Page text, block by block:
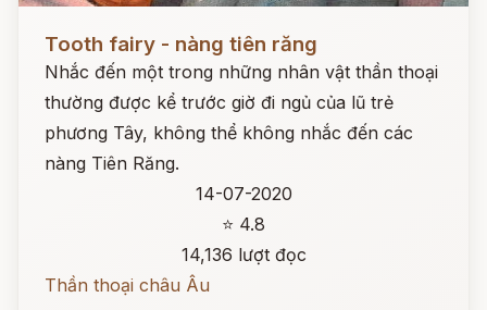
Tooth fairy - nàng tiên răng
Nhắc đến một trong những nhân vật thần thoại
thường được kể trước giờ đi ngủ của lũ trẻ
phương Tây, không thể không nhắc đến các
nàng Tiên Răng.
14-07-2020
⭐ 4.8
14,136 lượt đọc
Thần thoại châu Âu